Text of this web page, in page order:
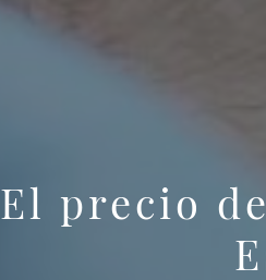
El precio